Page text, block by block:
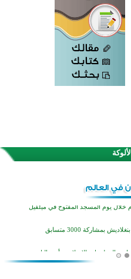
في بينزا وساراتوف وموردوفيا هذا العام
القرآن الكريم في أزناكاييف
بمشاركة 3000 متسابق
جديد في أجواء إيمانية مميزة